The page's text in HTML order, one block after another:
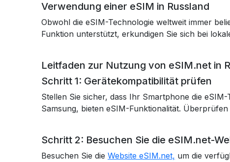
Verwendung einer eSIM in Russland
Obwohl die eSIM-Technologie weltweit immer
Funktion unterstützt, erkundigen Sie sich bei
Leitfaden zur Nutzung von eSIM.net in
Schritt 1: Gerätekompatibilität prüfen
Stellen Sie sicher, dass Ihr Smartphone die
Samsung, bieten eSIM-Funktionalität.
Schritt 2: Besuchen Sie die eSIM.net-
Besuchen Sie die Website eSIM.net, um die